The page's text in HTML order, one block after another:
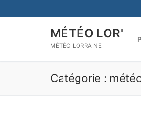
au
MÉTÉO LOR'
MÉTÉO LORRAINE
Catégorie :